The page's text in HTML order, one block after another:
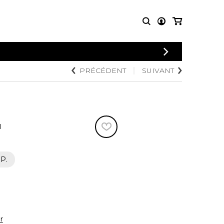
CONNEXION
PARTITIONS
POUR
AUTRES
PRODUITS
Disques compacts et
DVDs
PRÉCÉDENT SUIVANT